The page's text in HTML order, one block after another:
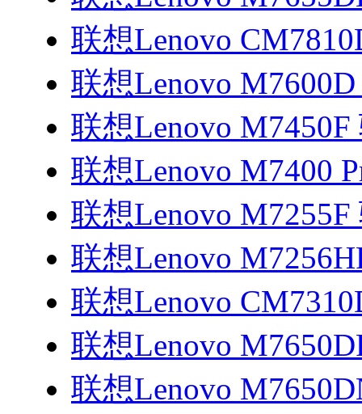
联想Lenovo
联想Lenovo
联想Lenovo M7450F
联想Lenovo M7400
联想Lenovo M7255F
联想Lenovo
联想Lenovo
联想Lenovo
联想Lenovo